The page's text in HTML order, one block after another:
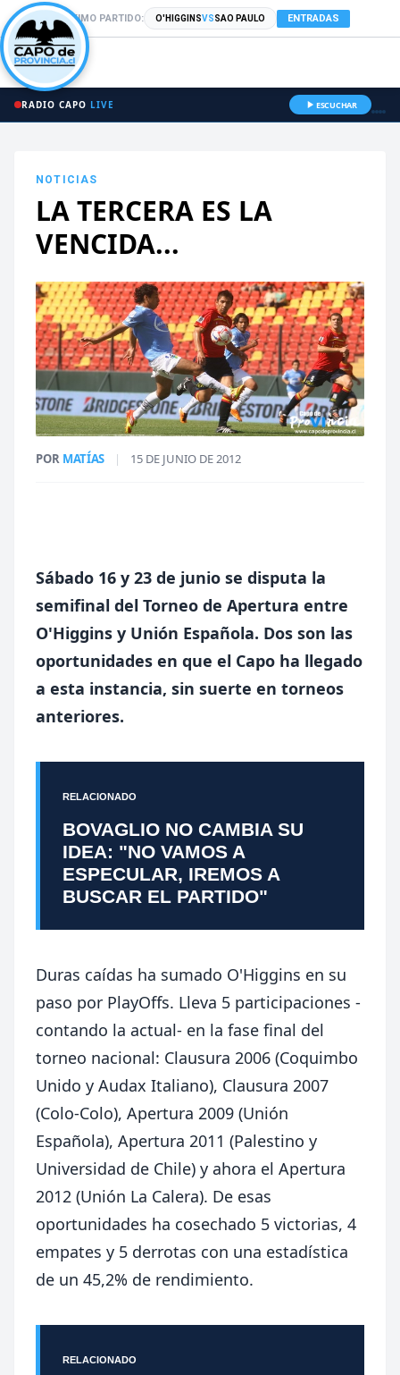
PRÓXIMO PARTIDO: O'HIGGINSVSSAO PAULO ENTRADAS
RADIO CAPO LIVE ESCUCHAR
NOTICIAS
LA TERCERA ES LA
VENCIDA...
POR MATÍAS | 15 DE JUNIO DE 2012
Sábado 16 y 23 de junio se disputa la
semifinal del Torneo de Apertura entre
O'Higgins y Unión Española. Dos son las
oportunidades en que el Capo ha llegado
a esta instancia, sin suerte en torneos
anteriores.
RELACIONADO
BOVAGLIO NO CAMBIA SU
IDEA: "NO VAMOS A
ESPECULAR, IREMOS A
BUSCAR EL PARTIDO"
Duras caídas ha sumado O'Higgins en su
paso por PlayOffs. Lleva 5 participaciones -
contando la actual- en la fase final del
torneo nacional: Clausura 2006 (Coquimbo
Unido y Audax Italiano), Clausura 2007
(Colo-Colo), Apertura 2009 (Unión
Española), Apertura 2011 (Palestino y
Universidad de Chile) y ahora el Apertura
2012 (Unión La Calera). De esas
oportunidades ha cosechado 5 victorias, 4
empates y 5 derrotas con una estadística
de un 45,2% de rendimiento.
RELACIONADO